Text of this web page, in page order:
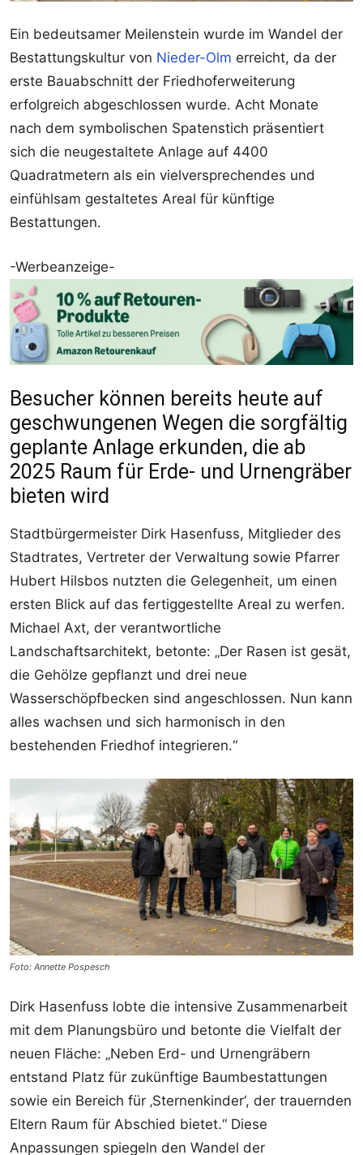
Ein bedeutsamer Meilenstein wurde im Wandel der
Bestattungskultur von Nieder-Olm erreicht, da der
erste Bauabschnitt der Friedhoferweiterung
erfolgreich abgeschlossen wurde. Acht Monate
nach dem symbolischen Spatenstich präsentiert
sich die neugestaltete Anlage auf 4400
Quadratmetern als ein vielversprechendes und
einfühlsam gestaltetes Areal für künftige
Bestattungen.
-Werbeanzeige-
Besucher können bereits heute auf
geschwungenen Wegen die sorgfältig
geplante Anlage erkunden, die ab
2025 Raum für Erde- und Urnengräber
bieten wird
Stadtbürgermeister Dirk Hasenfuss, Mitglieder des
Stadtrates, Vertreter der Verwaltung sowie Pfarrer
Hubert Hilsbos nutzten die Gelegenheit, um einen
ersten Blick auf das fertiggestellte Areal zu werfen.
Michael Axt, der verantwortliche
Landschaftsarchitekt, betonte: „Der Rasen ist gesät,
die Gehölze gepflanzt und drei neue
Wasserschöpfbecken sind angeschlossen. Nun kann
alles wachsen und sich harmonisch in den
bestehenden Friedhof integrieren.“
Foto: Annette Pospesch
Dirk Hasenfuss lobte die intensive Zusammenarbeit
mit dem Planungsbüro und betonte die Vielfalt der
neuen Fläche: „Neben Erd- und Urnengräbern
entstand Platz für zukünftige Baumbestattungen
sowie ein Bereich für ‚Sternenkinder‘, der trauernden
Eltern Raum für Abschied bietet.“ Diese
Anpassungen spiegeln den Wandel der